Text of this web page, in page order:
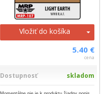
Vložiť do košíka
5.40 €
cena
Dostupnosť skladom